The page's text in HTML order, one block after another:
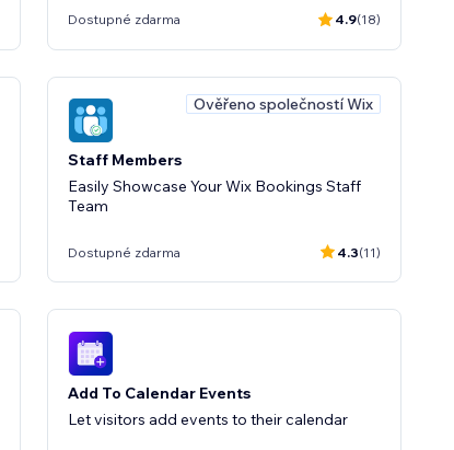
Dostupné zdarma 4.9(18)
Ověřeno společností Wix
Staff Members
Easily Showcase Your Wix Bookings Staff
Team
Dostupné zdarma 4.3(11)
Add To Calendar Events
Let visitors add events to their calendar